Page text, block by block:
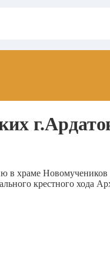
в храме
крестного хода